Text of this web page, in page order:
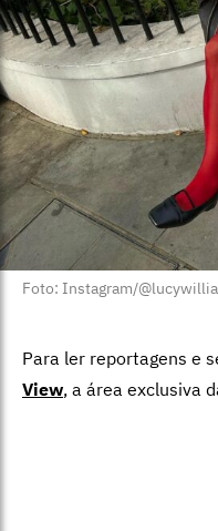
Foto: Instagram/
Para ler reportagens e
View, a área exclusiva